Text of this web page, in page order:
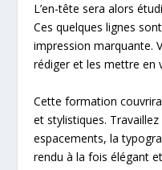
L’en-tête sera alors
Ces quelques lignes
impression marquante.
rédiger et les mettre en
Cette formation
et stylistiques.
espacements, la
rendu à la fois élégant